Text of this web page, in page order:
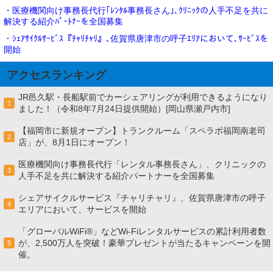
・医療機関向け事務長代行｢ﾚﾝﾀﾙ事務長さん｣､ｸﾘﾆｯｸの人手不足を共に
解決する紹介ﾊﾟｰﾄﾅｰを全国募集
・ｼｪｱｻｲｸﾙｻｰﾋﾞｽ『ﾁｬﾘﾁｬﾘ』､佐賀県唐津市の呼子ｴﾘｱにおいて､ｻｰﾋﾞｽを
開始
アクセスランキング
1
JR邑久駅・長船駅前でカーシェアリングが利用できるようになり
ました！（令和8年7月24日提供開始）[岡山県瀬戸内市]
2
【福岡市に新規オープン】トランクルーム「スペラボ福岡南老司
店」が、8月1日にオープン！
3
医療機関向け事務長代行「レンタル事務長さん」、クリニックの
人手不足を共に解決する紹介パートナーを全国募集
4
シェアサイクルサービス『チャリチャリ』、佐賀県唐津市の呼子
エリアにおいて、サービスを開始
5
「グローバルWiFi®」などWi-Fiレンタルサービスの累計利用者数
が、2,500万人を突破！豪華プレゼントが当たるキャンペーンを開
催。